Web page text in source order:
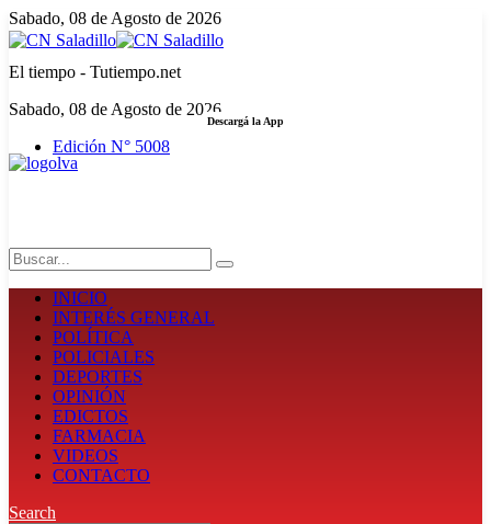
Sabado, 08 de Agosto de 2026
El tiempo - Tutiempo.net
Sabado, 08 de Agosto de 2026
Edición N° 5008
Descargá la App
INICIO
INTERÉS GENERAL
POLÍTICA
POLICIALES
DEPORTES
OPINIÓN
EDICTOS
FARMACIA
VIDEOS
CONTACTO
Search